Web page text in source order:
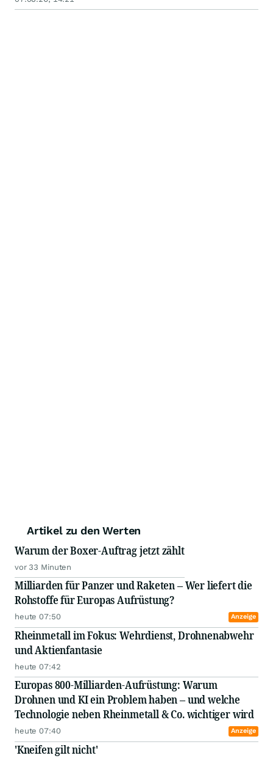
Artikel zu den Werten
Warum der Boxer-Auftrag jetzt zählt
vor 33 Minuten
Milliarden für Panzer und Raketen – Wer liefert die
Rohstoffe für Europas Aufrüstung?
heute 07:50 Anzeige
Rheinmetall im Fokus: Wehrdienst, Drohnenabwehr
und Aktienfantasie
heute 07:42
Europas 800-Milliarden-Aufrüstung: Warum
Drohnen und KI ein Problem haben – und welche
Technologie neben Rheinmetall & Co. wichtiger wird
heute 07:40 Anzeige
'Kneifen gilt nicht'